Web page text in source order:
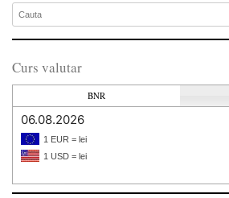
Curs valutar
BNR
06.08.2026
1 EUR = lei
1 USD = lei